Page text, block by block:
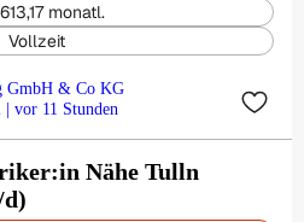
monatl.
Vollzeit
GmbH & Co KG
| vor 11 Stunden
Nähe Tulln